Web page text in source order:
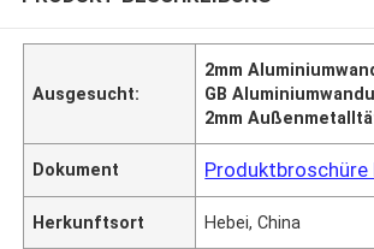
Ausgesucht:
2mm
GB
2mm
Dokument Produktbroschüre
Herkunftsort Hebei, China